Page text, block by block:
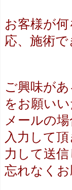
お客様が
応、施術
ご興味が
をお願い
メールの
入力して
力して送
忘れなく